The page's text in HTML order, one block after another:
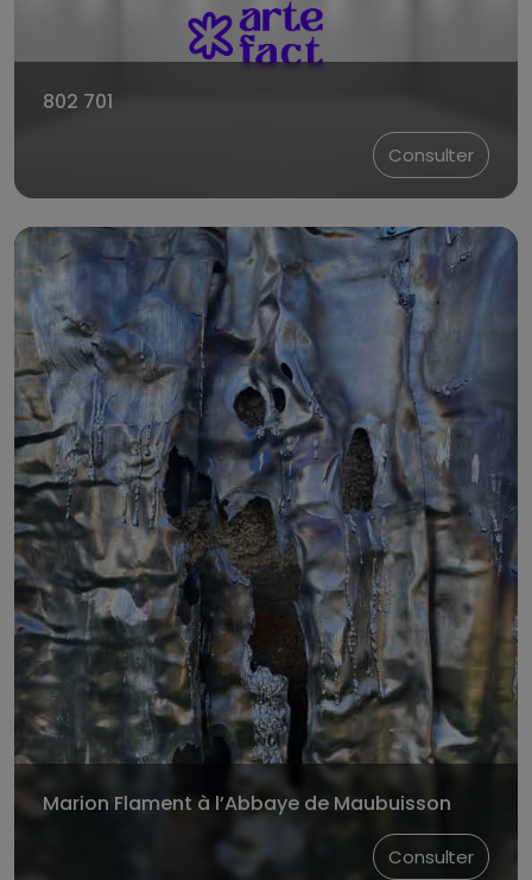
802 701
Consulter
Marion Flament à l’Abbaye de Maubuisson
Consulter